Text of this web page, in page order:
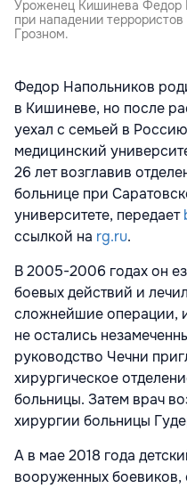
Уроженец Кишинева Федор
при нападении
Грозном.
Федор Напольников
в Кишиневе, но после
уехал с семьей в
медицинский
26 лет возглавив
больнице при
университете, передает
ссылкой на rg.ru.
В 2005-2006 годах он
боевых действий и
сложнейшие операции,
не остались
руководство Чечни
хирургическое
больницы. Затем врач
хирургии больницы
А в мае 2018 года
вооруженных боевиков,